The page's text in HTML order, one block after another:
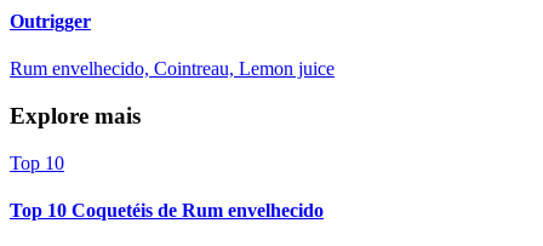
Outrigger
Rum envelhecido, Cointreau, Lemon juice
Explore mais
Top 10
Top 10 Coquetéis de Rum envelhecido